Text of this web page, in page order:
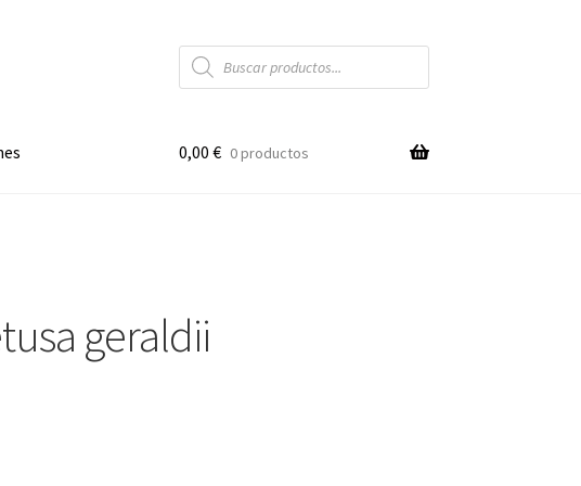
Búsqueda
de
productos
0,00 € 0 productos
geraldii